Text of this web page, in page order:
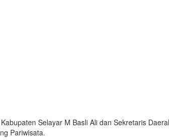
Selayar M Basli Ali dan Sekretaris
Pariwisata.